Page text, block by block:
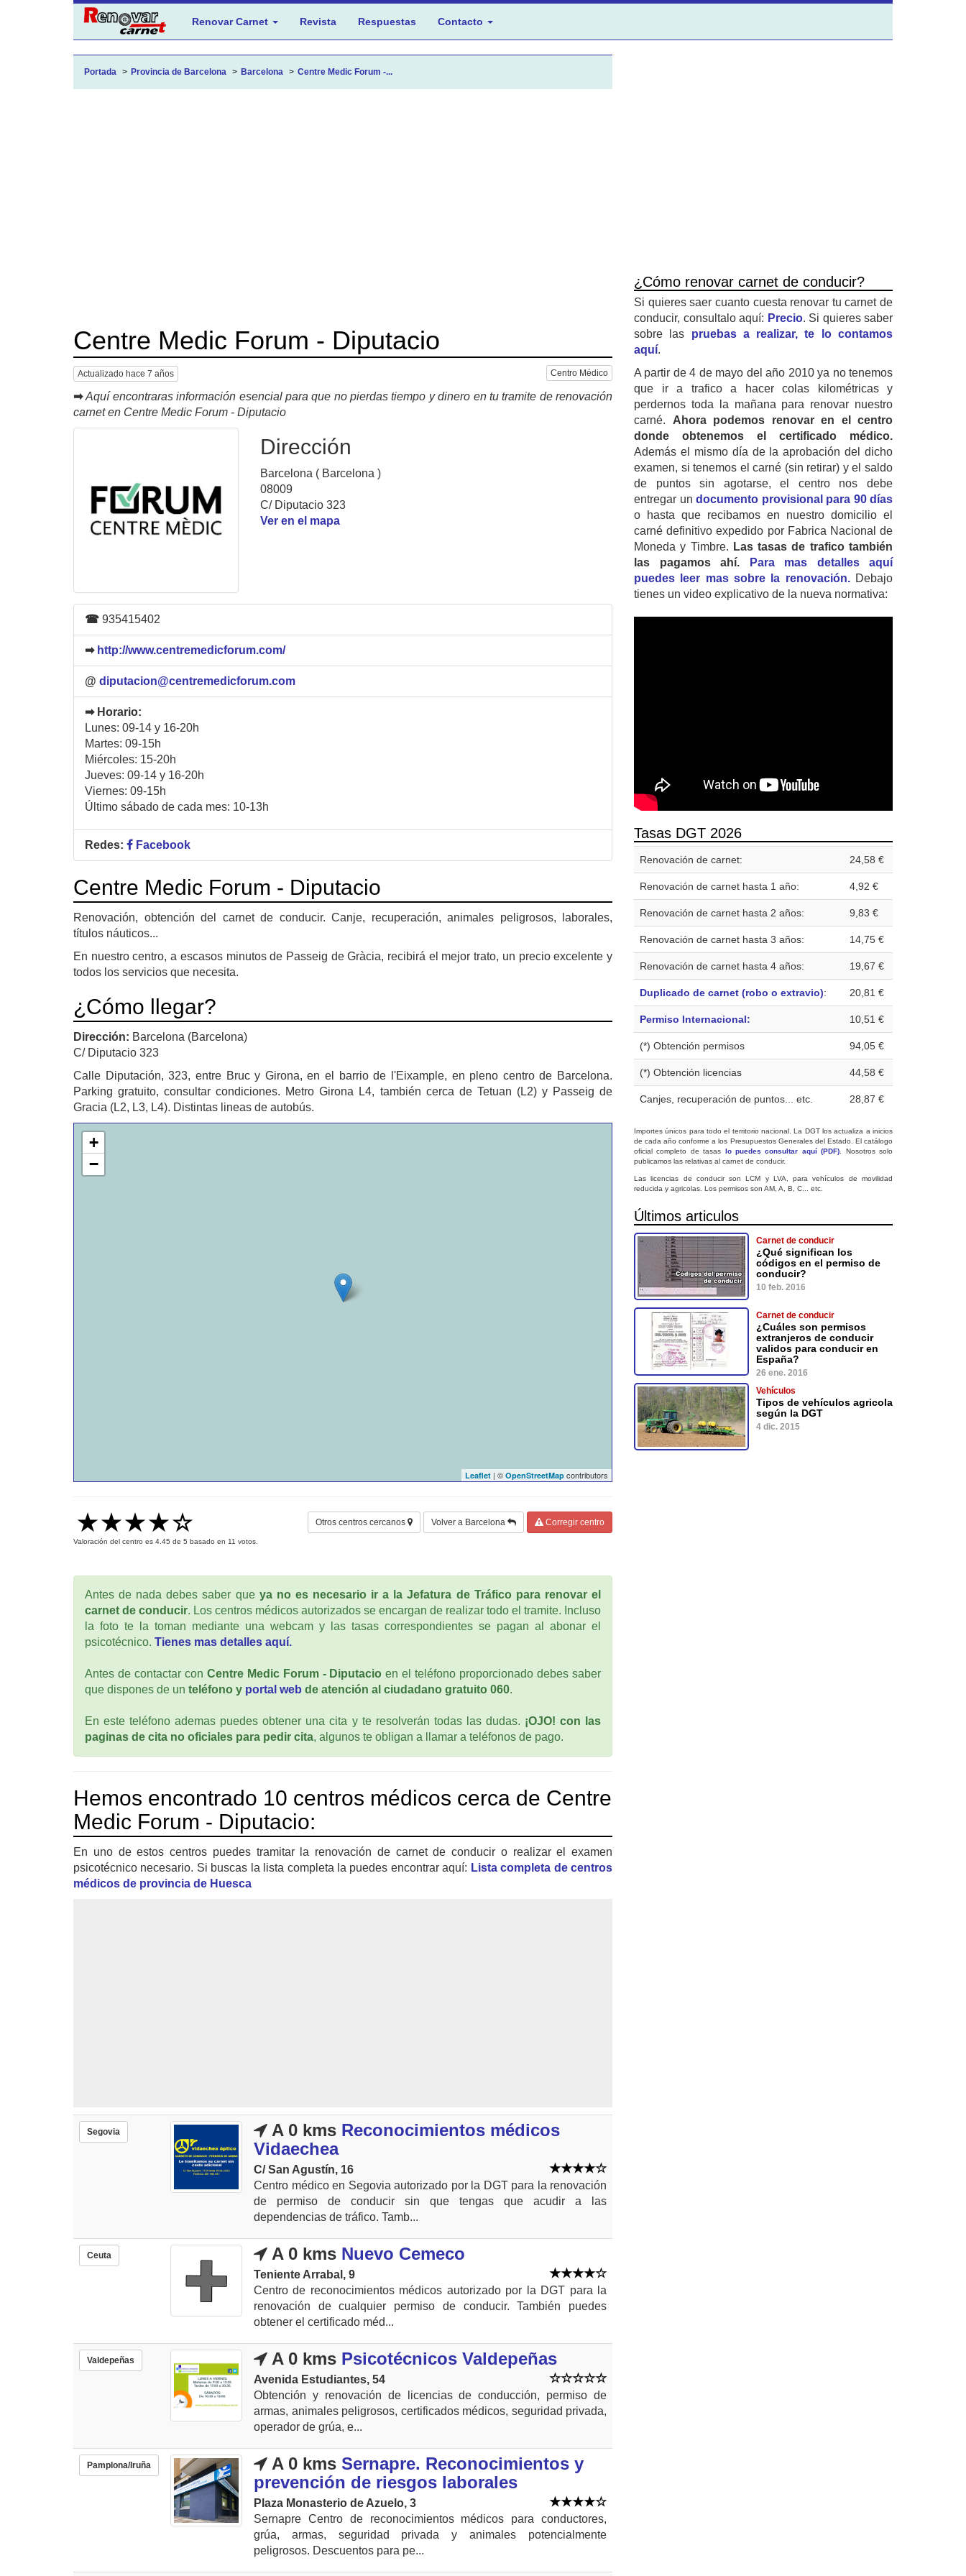
Renovar Carnet Revista Respuestas Contacto
Portada Provincia de Barcelona Barcelona Centre Medic Forum -...
Centre Medic Forum - Diputacio
Actualizado hace 7 años Centro Médico
➡ Aquí encontraras información esencial para que no pierdas tiempo y dinero en tu tramite de renovación
carnet en Centre Medic Forum - Diputacio
Dirección
Barcelona ( Barcelona )
08009
C/ Diputacio 323
Ver en el mapa
☎ 935415402
➡ http://www.centremedicforum.com/
@ diputacion@centremedicforum.com
➡ Horario:
Lunes: 09-14 y 16-20h
Martes: 09-15h
Miércoles: 15-20h
Jueves: 09-14 y 16-20h
Viernes: 09-15h
Último sábado de cada mes: 10-13h
Redes: Facebook
Centre Medic Forum - Diputacio
Renovación, obtención del carnet de conducir. Canje, recuperación, animales peligrosos, laborales,
títulos náuticos...
En nuestro centro, a escasos minutos de Passeig de Gràcia, recibirá el mejor trato, un precio excelente y
todos los servicios que necesita.
¿Cómo llegar?
Dirección: Barcelona (Barcelona)
C/ Diputacio 323
Calle Diputación, 323, entre Bruc y Girona, en el barrio de l'Eixample, en pleno centro de Barcelona.
Parking gratuito, consultar condiciones. Metro Girona L4, también cerca de Tetuan (L2) y Passeig de
Gracia (L2, L3, L4). Distintas lineas de autobús.
+
−
Leaflet | © OpenStreetMap contributors
Valoración del centro es 4.45 de 5 basado en 11 votos.
Otros centros cercanos Volver a Barcelona Corregir centro
Antes de nada debes saber que ya no es necesario ir a la Jefatura de Tráfico para renovar el
carnet de conducir. Los centros médicos autorizados se encargan de realizar todo el tramite. Incluso
la foto te la toman mediante una webcam y las tasas correspondientes se pagan al abonar el
psicotécnico. Tienes mas detalles aquí.
Antes de contactar con Centre Medic Forum - Diputacio en el teléfono proporcionado debes saber
que dispones de un teléfono y portal web de atención al ciudadano gratuito 060.
En este teléfono ademas puedes obtener una cita y te resolverán todas las dudas. ¡OJO! con las
paginas de cita no oficiales para pedir cita, algunos te obligan a llamar a teléfonos de pago.
Hemos encontrado 10 centros médicos cerca de Centre
Medic Forum - Diputacio:
En uno de estos centros puedes tramitar la renovación de carnet de conducir o realizar el examen
psicotécnico necesario. Si buscas la lista completa la puedes encontrar aquí: Lista completa de centros
médicos de provincia de Huesca
Segovia A 0 kms Reconocimientos médicos
Vidaechea
C/ San Agustín, 16
Centro médico en Segovia autorizado por la DGT para la renovación
de permiso de conducir sin que tengas que acudir a las
dependencias de tráfico. Tamb...
Ceuta A 0 kms Nuevo Cemeco
Teniente Arrabal, 9
Centro de reconocimientos médicos autorizado por la DGT para la
renovación de cualquier permiso de conducir. También puedes
obtener el certificado méd...
Valdepeñas A 0 kms Psicotécnicos Valdepeñas
Avenida Estudiantes, 54
Obtención y renovación de licencias de conducción, permiso de
armas, animales peligrosos, certificados médicos, seguridad privada,
operador de grúa, e...
Pamplona/Iruña A 0 kms Sernapre. Reconocimientos y
prevención de riesgos laborales
Plaza Monasterio de Azuelo, 3
Sernapre Centro de reconocimientos médicos para conductores,
grúa, armas, seguridad privada y animales potencialmente
peligrosos. Descuentos para pe...
¿Cómo renovar carnet de conducir?
Si quieres saer cuanto cuesta renovar tu carnet de
conducir, consultalo aquí: Precio. Si quieres saber
sobre las pruebas a realizar, te lo contamos
aquí.
A partir de 4 de mayo del año 2010 ya no tenemos
que ir a trafico a hacer colas kilométricas y
perdernos toda la mañana para renovar nuestro
carné. Ahora podemos renovar en el centro
donde obtenemos el certificado médico.
Además el mismo día de la aprobación del dicho
examen, si tenemos el carné (sin retirar) y el saldo
de puntos sin agotarse, el centro nos debe
entregar un documento provisional para 90 días
o hasta que recibamos en nuestro domicilio el
carné definitivo expedido por Fabrica Nacional de
Moneda y Timbre. Las tasas de trafico también
las pagamos ahí.
Para mas detalles aquí
puedes leer mas sobre la renovación.Debajo
tienes un video explicativo de la nueva normativa:
Tasas DGT 2026
Renovación de carnet: 24,58 €
Renovación de carnet hasta 1 año: 4,92 €
Renovación de carnet hasta 2 años: 9,83 €
Renovación de carnet hasta 3 años: 14,75 €
Renovación de carnet hasta 4 años: 19,67 €
Duplicado de carnet (robo o extravio): 20,81 €
Permiso Internacional: 10,51 €
(*) Obtención permisos 94,05 €
(*) Obtención licencias 44,58 €
Canjes, recuperación de puntos... etc. 28,87 €
Importes únicos para todo el territorio nacional. La DGT los actualiza a inicios
de cada año conforme a los Presupuestos Generales del Estado. El catálogo
oficial completo de tasas lo puedes consultar aquí (PDF) . Nosotros solo
publicamos las relativas al carnet de conducir.
Las licencias de conducir son LCM y LVA, para vehículos de movilidad
reducida y agricolas. Los permisos son AM, A, B, C... etc.
Últimos articulos
Carnet de conducir
¿Qué significan los
códigos en el permiso de
conducir?
10 feb. 2016
Carnet de conducir
¿Cuáles son permisos
extranjeros de conducir
validos para conducir en
España?
26 ene. 2016
Vehículos
Tipos de vehículos agricola
según la DGT
4 dic. 2015